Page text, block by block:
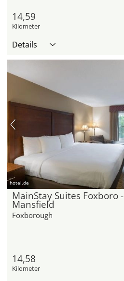
14,59
Kilometer
Details
hotel.de
MainStay Suites Foxboro -
Mansfield
Foxborough
14,58
Kilometer